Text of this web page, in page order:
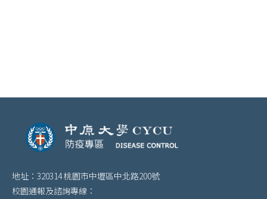
地址：320314 桃園市中壢區中北路200號
校園通報及諮詢專線：